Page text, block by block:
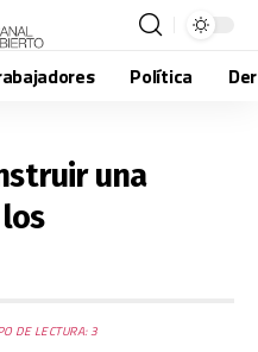
Política
una
DE LECTURA: 3